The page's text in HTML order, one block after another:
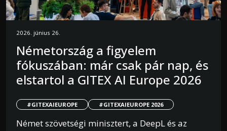
2026. június 26.
Németország a figyelem
fókuszában: már csak pár nap, és
elstartol a GITEX AI Europe 2026
#GITEXAIEUROPE #GITEXAIEUROPE 2026
Német szövetségi minisztert, a DeepL és az